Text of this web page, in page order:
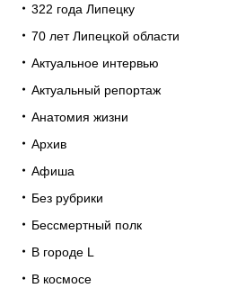
322 года Липецку
70 лет Липецкой области
Актуальное интервью
Актуальный репортаж
Анатомия жизни
Архив
Афиша
Без рубрики
Бессмертный полк
В городе L
В космосе